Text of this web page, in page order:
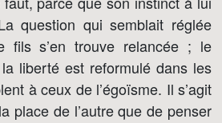
question qui semblait réglée
s’en trouve relancée ; le
liberté est reformulé dans les
à ceux de l’égoïsme. Il s’agit
place de l’autre que de penser